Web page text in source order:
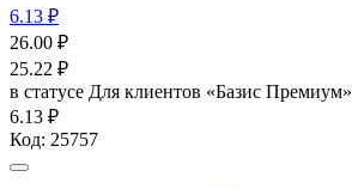
6.13 ₽
26.00 ₽
25.22 ₽
в статусе Для клиентов «Базис Премиум»
6.13 ₽
Код: 25757